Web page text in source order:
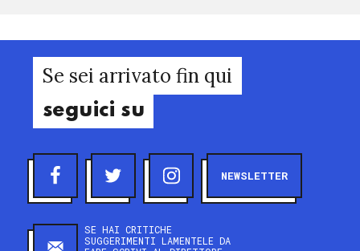
Se sei arrivato fin qui
seguici su
NEWSLETTER
SE HAI CRITICHE
SUGGERIMENTI LAMENTELE DA